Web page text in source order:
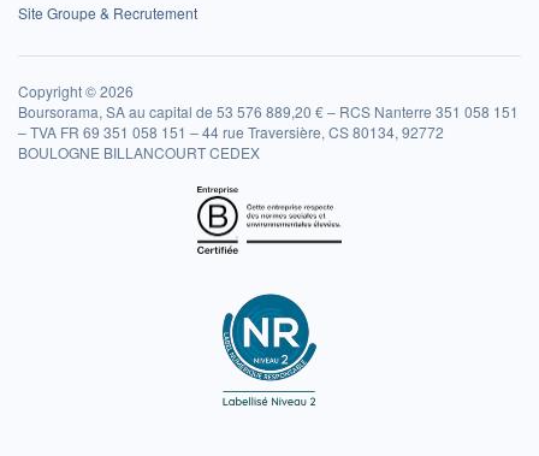
Site Groupe & Recrutement
Copyright © 2026
Boursorama, SA au capital de 53 576 889,20 € – RCS Nanterre 351 058 151
– TVA FR 69 351 058 151 – 44 rue Traversière, CS 80134, 92772
BOULOGNE BILLANCOURT CEDEX